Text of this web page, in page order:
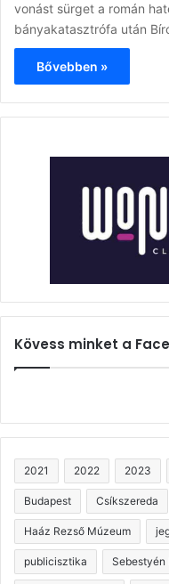
vonást sürget a román
bányakatasztrófa után
Bővebben »
Kövess minket a
2021 2022 2023
Budapest Csíkszereda
Haáz Rezső Múzeum
publicisztika Sebestyén